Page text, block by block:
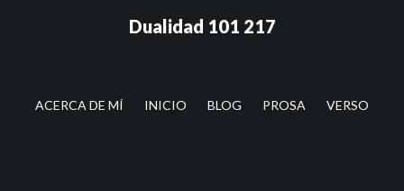
lateral
Dualidad 101 217
ACERCA DE MÍ INICIO BLOG PROSA VERSO